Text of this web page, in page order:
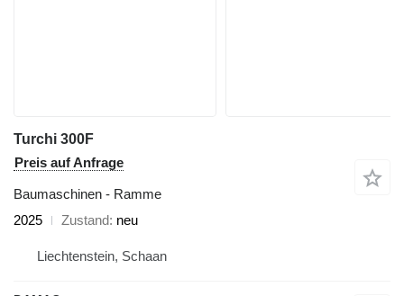
Turchi 300F
Preis auf Anfrage
Baumaschinen - Ramme
2025
Zustand neu
Liechtenstein, Schaan